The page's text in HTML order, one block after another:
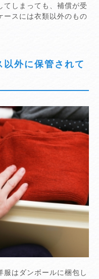
てしまっても、補償が受
ースには衣類以外のもの
外に保管されて
服はダンボールに梱包し